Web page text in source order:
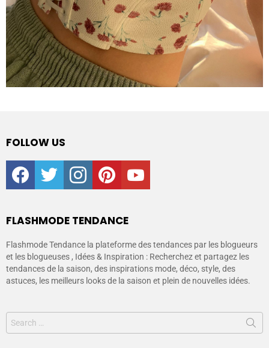
FOLLOW US
facebooktwitter instagrampinterestyoutube
FLASHMODE TENDANCE
Flashmode Tendance la plateforme des tendances par les blogueurs
et les blogueuses , Idées & Inspiration : Recherchez et partagez les
tendances de la saison, des inspirations mode, déco, style, des
astuces, les meilleurs looks de la saison et plein de nouvelles idées.